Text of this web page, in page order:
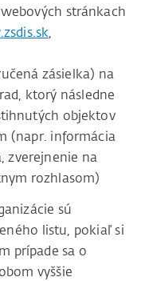
stránkach
,
zásielka) na
ktorý následne
objektov
(napr. informácia
zverejnenie na
rozhlasom)
sú
listu, pokiaľ si
prípade sa o
vyššie